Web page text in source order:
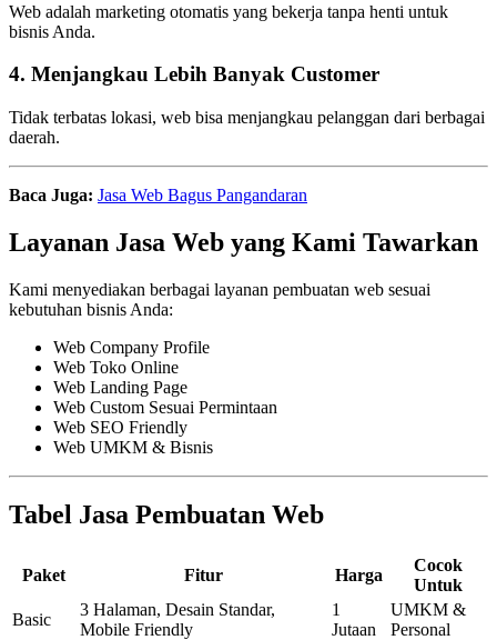
Web adalah marketing otomatis yang bekerja tanpa henti untuk
bisnis Anda.
4. Menjangkau Lebih Banyak Customer
Tidak terbatas lokasi, web bisa menjangkau pelanggan dari berbagai
daerah.
Baca Juga: Jasa Web Bagus Pangandaran
Layanan Jasa Web yang Kami Tawarkan
Kami menyediakan berbagai layanan pembuatan web sesuai
kebutuhan bisnis Anda:
Web Company Profile
Web Toko Online
Web Landing Page
Web Custom Sesuai Permintaan
Web SEO Friendly
Web UMKM & Bisnis
Tabel Jasa Pembuatan Web
Paket Fitur Harga
Cocok
Untuk
Basic
3 Halaman, Desain Standar,
Mobile Friendly
1
Jutaan
UMKM &
Personal